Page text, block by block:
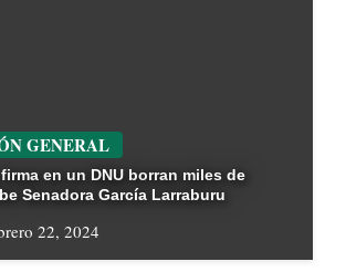
GENERAL
en un DNU borran miles de
Senadora García Larraburu
22, 2024